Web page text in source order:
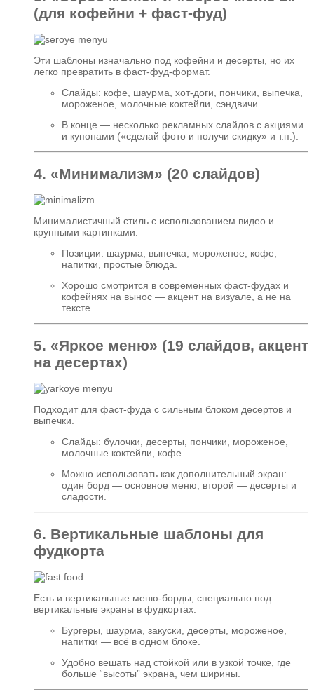
(для кофейни + фаст‑фуд)
Эти шаблоны изначально под кофейни и десерты, но их
легко превратить в фаст‑фуд‑формат.
Слайды: кофе, шаурма, хот‑доги, пончики, выпечка,
мороженое, молочные коктейли, сэндвичи.
В конце — несколько рекламных слайдов с акциями
и купонами («сделай фото и получи скидку» и т.п.).
4. «Минимализм» (20 слайдов)
Минималистичный стиль с использованием видео и
крупными картинками.
Позиции: шаурма, выпечка, мороженое, кофе,
напитки, простые блюда.
Хорошо смотрится в современных фаст‑фудах и
кофейнях на вынос — акцент на визуале, а не на
тексте.
5. «Яркое меню» (19 слайдов, акцент
на десертах)
Подходит для фаст‑фуда с сильным блоком десертов и
выпечки.
Слайды: булочки, десерты, пончики, мороженое,
молочные коктейли, кофе.
Можно использовать как дополнительный экран:
один борд — основное меню, второй — десерты и
сладости.
6. Вертикальные шаблоны для
фудкорта
Есть и вертикальные меню‑борды, специально под
вертикальные экраны в фудкортах.
Бургеры, шаурма, закуски, десерты, мороженое,
напитки — всё в одном блоке.
Удобно вешать над стойкой или в узкой точке, где
больше “высоты” экрана, чем ширины.